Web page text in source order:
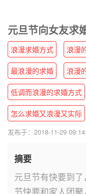
元旦节向女友求
浪漫求婚方式 浪漫
最浪漫的求婚 浪漫
低调而浪漫的求婚方式
怎么求婚又浪漫又实际
发布于：2018-11-29
摘要
元旦节有快要到
节快要和家人团